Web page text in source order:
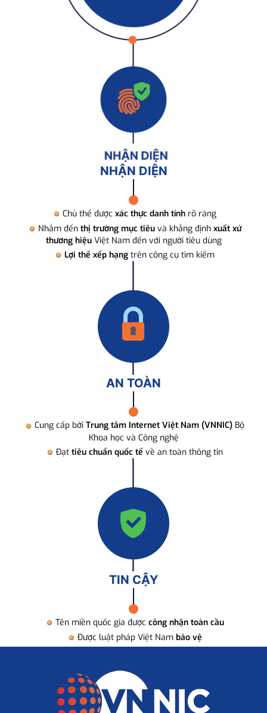
NHẬN DIỆN
Chủ thể được xác thực danh tính rõ ràng
Nhắm đến thị trường mục tiêuvà khẳng định xuất xứ
thương hiệuViệt Nam đến với người tiêu dùng
Lợi thế xếp hạng trên công cụ tìm kiếm
AN TOÀN
Cung cấp bởi Trung tâm Internet Việt Nam (VNNIC) Bộ
Khoa học và Công nghệ
Đạt tiêu chuẩn quốc tế về an toàn thông tin
TIN CẬY
Tên miền quốc gia được công nhận toàn cầu
Được luật pháp Việt Nam bảo vệ